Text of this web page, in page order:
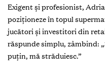
Exigent şi profesionist,
poziţioneze în topul
jucători şi investitori din
răspunde simplu, zâmbind:
puţin, mă străduiesc.”